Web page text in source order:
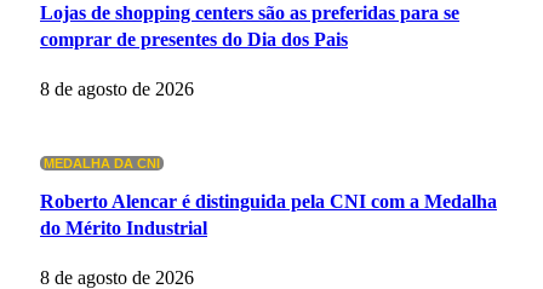
Lojas de shopping centers são as preferidas para se
comprar de presentes do Dia dos Pais
8 de agosto de 2026
MEDALHA DA CNI
Roberto Alencar é distinguida pela CNI com a Medalha
do Mérito Industrial
8 de agosto de 2026